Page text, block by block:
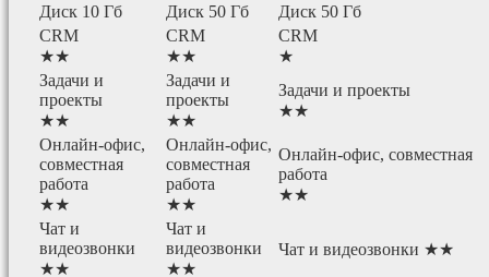
Диск 10 Гб Диск 50 Гб
Диск 50 Гб
CRM
★★
CRM
★★
CRM
★
Задачи и
проекты
★★
Задачи и
проекты
★★
Задачи и проекты
★★
Онлайн-офис,
совместная
работа
★★
Онлайн-офис,
совместная
работа
★★
Онлайн-офис, совместная
работа
★★
Чат и
видеозвонки
★★
Чат и
видеозвонки
★★
Чат и видеозвонки ★★